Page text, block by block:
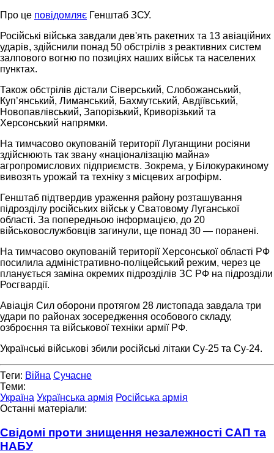
Про це повідомляє Генштаб ЗСУ.
Російські війська завдали дев'ять ракетних та 13 авіаційних
ударів, здійснили понад 50 обстрілів з реактивних систем
залпового вогню по позиціях наших військ та населених
пунктах.
Також обстрілів дістали Сіверський, Слобожанський,
Куп’янський, Лиманський, Бахмутський, Авдіївський,
Новопавлівський, Запорізький, Криворізький та
Херсонський напрямки.
На тимчасово окупованій території Луганщини росіяни
здійснюють так звану «націоналізацію майна»
агропромислових підприємств. Зокрема, у Білокуракиному
вивозять урожай та техніку з місцевих агрофірм.
Генштаб підтвердив ураження району розташування
підрозділу російських військ у Сватовому Луганської
області. За попередньою інформацією, до 20
військовослужбовців загинули, ще понад 30 — поранені.
На тимчасово окупованій території Херсонської області РФ
посилила адміністративно-поліцейський режим, через це
планується заміна окремих підрозділів ЗС РФ на підрозділи
Росгвардії.
Авіація Сил оборони протягом 28 листопада завдала три
удари по районах зосередження особового складу,
озброєння та військової техніки армії РФ.
Українські військові збили російські літаки Су-25 та Су-24.
Теги: Війна Сучасне
Теми:
Україна Українська армія Російська армія
Останні матеріали:
Свідомі проти знищення незалежності САП та
НАБУ